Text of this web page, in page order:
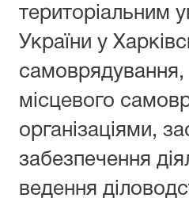
територіальним
України у
місцевого
організаціями,
забезпечення
ведення